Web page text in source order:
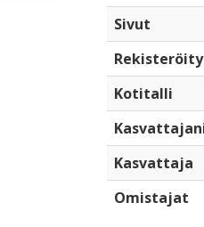
Sivut
Rekisteröity
Kotitalli
Kasvattaja
Omistajat